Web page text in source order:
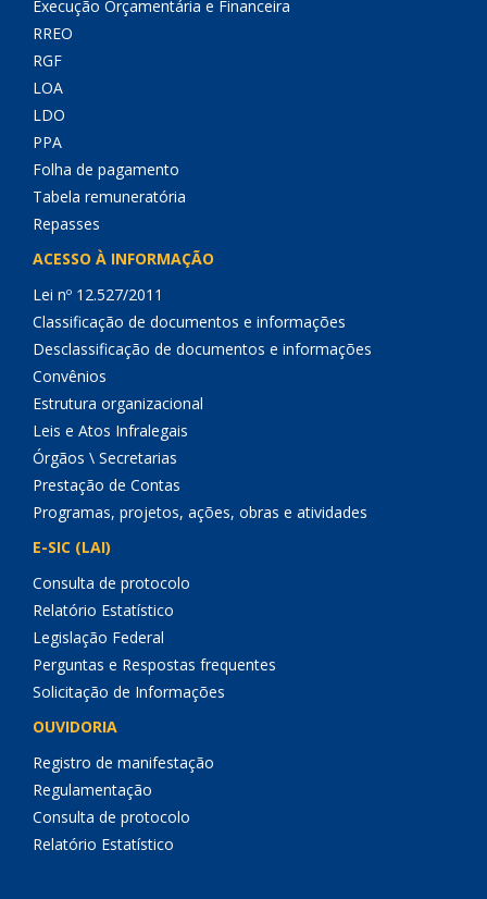
Execução Orçamentária e Financeira
RREO
RGF
LOA
LDO
PPA
Folha de pagamento
Tabela remuneratória
Repasses
ACESSO À INFORMAÇÃO
Lei nº 12.527/2011
Classificação de documentos e informações
Desclassificação de documentos e informações
Convênios
Estrutura organizacional
Leis e Atos Infralegais
Órgãos \ Secretarias
Prestação de Contas
Programas, projetos, ações, obras e atividades
E-SIC (LAI)
Consulta de protocolo
Relatório Estatístico
Legislação Federal
Perguntas e Respostas frequentes
Solicitação de Informações
OUVIDORIA
Registro de manifestação
Regulamentação
Consulta de protocolo
Relatório Estatístico